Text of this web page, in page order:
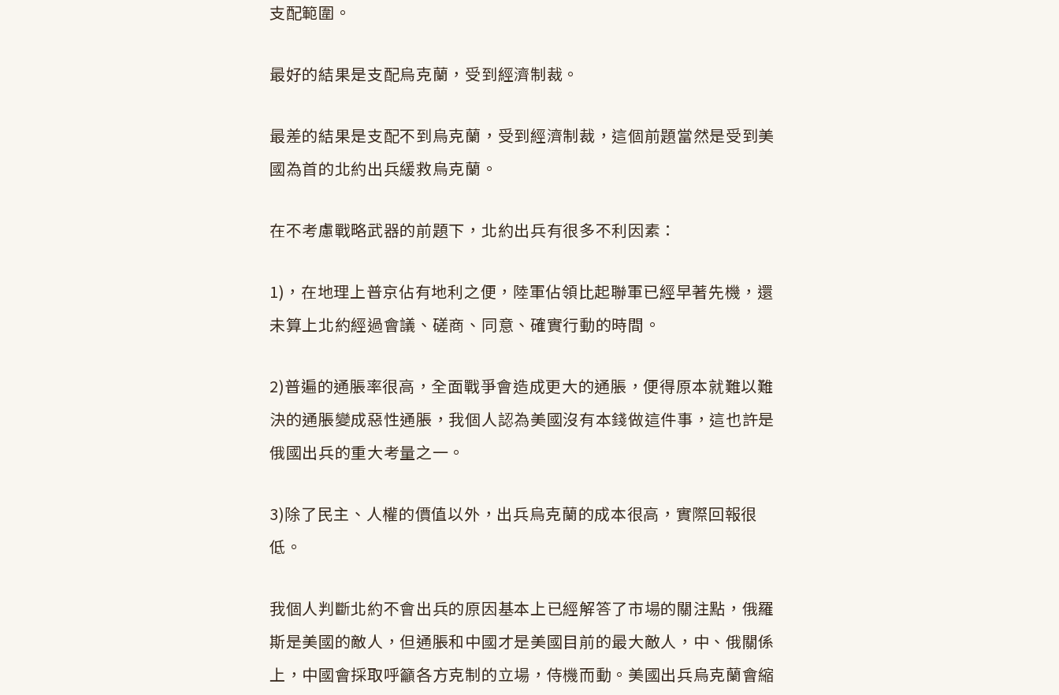
支配範圍。
最好的結果是支配烏克蘭，受到經濟制裁。
最差的結果是支配不到烏克蘭，受到經濟制裁，這個前題當然是受到美
國為首的北約出兵緩救烏克蘭。
在不考慮戰略武器的前題下，北約出兵有很多不利因素：
1)，在地理上普京佔有地利之便，陸軍佔領比起聯軍已經早著先機，還
未算上北約經過會議、磋商、同意、確實行動的時間。
2)普遍的通脹率很高，全面戰爭會造成更大的通脹，便得原本就難以難
決的通脹變成惡性通脹，我個人認為美國沒有本錢做這件事，這也許是
俄國出兵的重大考量之一。
3)除了民主、人權的價值以外，出兵烏克蘭的成本很高，實際回報很
低。
我個人判斷北約不會出兵的原因基本上已經解答了市場的關注點，俄羅
斯是美國的敵人，但通脹和中國才是美國目前的最大敵人，中、俄關係
上，中國會採取呼籲各方克制的立場，侍機而動。美國出兵烏克蘭會縮